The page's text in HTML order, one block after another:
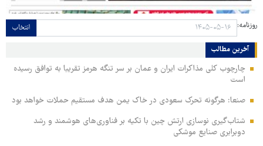
روزنامه: انتخاب
آخرین مطالب
چارچوب کلی مذاکرات ایران و عمان بر سر تنگه هرمز تقریبا به توافق رسیده
است
صنعا: هرگونه تحرک سعودی در خاک یمن هدف مستقیم حملات خواهد بود
شتاب‌گیری نوسازی ارتش چین با تکیه بر فناوری‌های هوشمند و رشد
دوبرابری صنایع موشکی